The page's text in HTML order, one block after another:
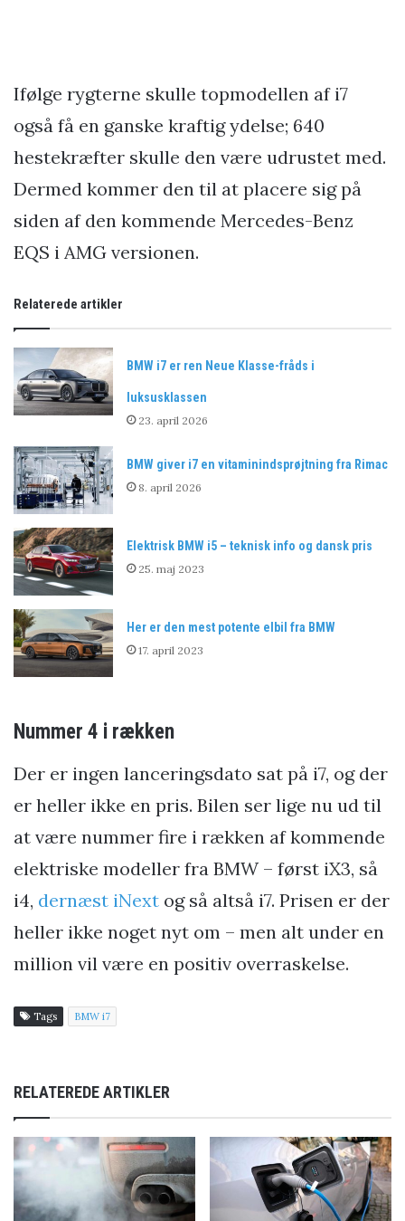
Ifølge rygterne skulle topmodellen af i7
også få en ganske kraftig ydelse; 640
hestekræfter skulle den være udrustet med.
Dermed kommer den til at placere sig på
siden af den kommende Mercedes-Benz
EQS i AMG versionen.
Relaterede artikler
BMW i7 er ren Neue Klasse-fråds i
luksusklassen
23. april 2026
BMW giver i7 en vitaminindsprøjtning fra Rimac
8. april 2026
Elektrisk BMW i5 – teknisk info og dansk pris
25. maj 2023
Her er den mest potente elbil fra BMW
17. april 2023
Nummer 4 i rækken
Der er ingen lanceringsdato sat på i7, og der
er heller ikke en pris. Bilen ser lige nu ud til
at være nummer fire i rækken af kommende
elektriske modeller fra BMW – først iX3, så
i4, dernæst iNext og så altså i7. Prisen er der
heller ikke noget nyt om – men alt under en
million vil være en positiv overraskelse.
Tags BMW i7
RELATEREDE ARTIKLER